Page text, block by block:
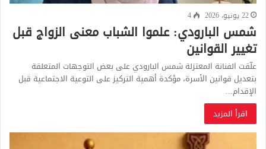
22 يونيو، 2026 4
شمس البارودي: علموا الشباب معنى الزواج قبل
تغيير القوانين
علّقت الفنانة المعتزلة شمس البارودي على بعض التوجهات المتعلقة
بتعديل قوانين الأسرة، مؤكدة أهمية التركيز على التوعية الاجتماعية قبل
الإقدام…
اقرأ المزيد